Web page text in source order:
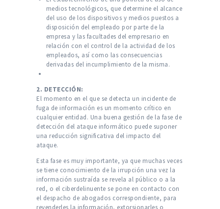
medios tecnológicos, que determine el alcance
del uso de los dispositivos y medios puestos a
disposición del empleado por parte de la
empresa y las facultades del empresario en
relación con el control de la actividad de los
empleados, así como las consecuencias
derivadas del incumplimiento de la misma.
2. DETECCIÓN:
El momento en el que se detecta un incidente de
fuga de información es un momento crítico en
cualquier entidad. Una buena gestión de la fase de
detección del ataque informático puede suponer
una reducción significativa del impacto del
ataque.
Esta fase es muy importante, ya que muchas veces
se tiene conocimiento de la irrupción una vez la
información sustraída se revela al público o a la
red, o el ciberdelinuente se pone en contacto con
el despacho de abogados correspondiente, para